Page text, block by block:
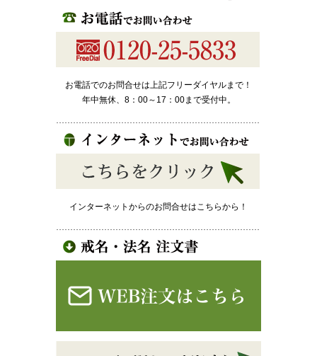
お電話でのお問合せは上記フリーダイヤルまで！
年中無休、8：00～17：00まで受付中。
インターネットからのお問合せはこちらから！